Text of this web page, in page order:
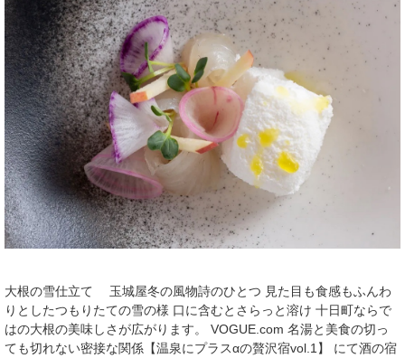
大根の雪仕立て 玉城屋冬の風物詩のひとつ 見た目も食感もふんわ
りとしたつもりたての雪の様 口に含むとさらっと溶け 十日町ならで
はの大根の美味しさが広がります。 VOGUE.com 名湯と美食の切っ
ても切れない密接な関係【温泉にプラスαの贅沢宿vol.1】 にて酒の宿